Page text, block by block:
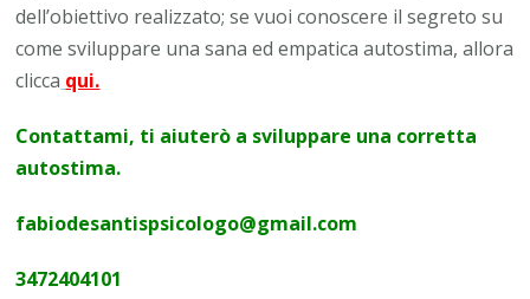
dell’obiettivo realizzato; se vuoi conoscere il segreto su
come sviluppare una sana ed empatica autostima, allora
clicca qui.
Contattami, ti aiuterò a sviluppare una corretta
autostima.
fabiodesantispsicologo@gmail.com
3472404101